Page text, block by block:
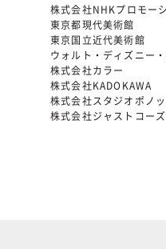
株式会社NHKプロモー
東京都現代美術館
東京国立近代美術館
ウォルト・ディズニー
株式会社カラー
株式会社KADOKAWA
株式会社スタジオポノッ
株式会社ジャストコー